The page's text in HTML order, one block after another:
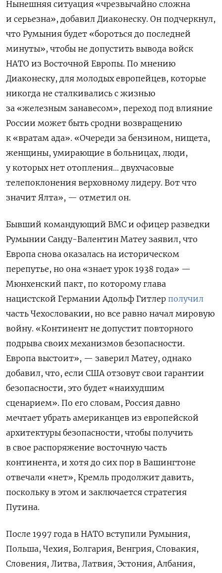
Нынешняя ситуация «чрезвычайно сложна
и серьезна», добавил Диаконеску. Он подчеркнул,
что Румыния будет «бороться до последней
минуты», чтобы не допустить вывода войск
НАТО из Восточной Европы. По мнению
Диаконеску, для молодых европейцев, которые
никогда не сталкивались с жизнью
за «железным занавесом», переход под влияние
России может быть сродни возвращению
к «вратам ада». «Очереди за бензином, нищета,
женщины, умирающие в больницах, люди,
у которых нет отопления… двухчасовые
телепоклонения верховному лидеру. Вот что
значит Ялта», — отметил он.
Бывший командующий ВМС и офицер разведки
Румынии Санду-Валентин Матеу заявил, что
Европа снова оказалась на историческом
перепутье, но она «знает урок 1938 года» —
Мюнхенский пакт, по которому глава
нацистской Германии Адольф Гитлер получил
часть Чехословакии, но все равно начал мировую
войну. «Континент не допустит повторного
подрыва своих механизмов безопасности.
Европа выстоит», — заверил Матеу, однако
добавил, что, если США отзовут свои гарантии
безопасности, это будет «наихудшим
сценарием». По его словам, Россия давно
мечтает убрать американцев из европейской
архитектуры безопасности, чтобы получить
в свое распоряжение восточную часть
континента, и хотя до сих пор в Вашингтоне
отвечали «нет», Кремль продолжит давить,
поскольку в этом и заключается стратегия
Путина.
После 1997 года в НАТО вступили Румыния,
Польша, Чехия, Болгария, Венгрия, Словакия,
Словения, Литва, Латвия, Эстония, Албания,